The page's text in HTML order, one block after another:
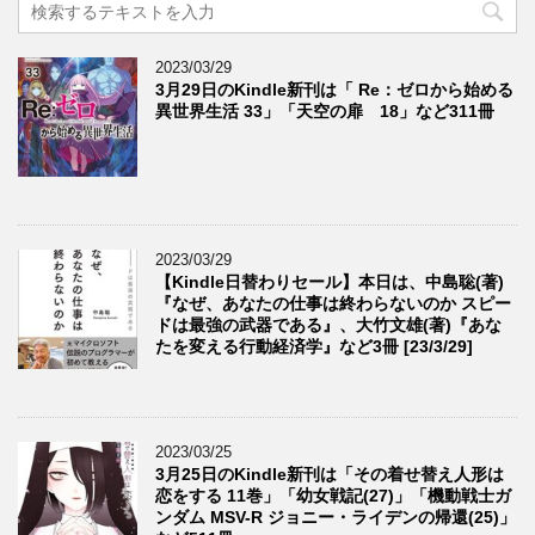
2023/03/29
3月29日のKindle新刊は「 Re：ゼロから始める
異世界生活 33」「天空の扉 18」など311冊
2023/03/29
【Kindle日替わりセール】本日は、中島聡(著)
『なぜ、あなたの仕事は終わらないのか スピー
ドは最強の武器である』、大竹文雄(著)『あな
たを変える行動経済学』など3冊 [23/3/29]
2023/03/25
3月25日のKindle新刊は「その着せ替え人形は
恋をする 11巻」「幼女戦記(27)」「機動戦士ガ
ンダム MSV-R ジョニー・ライデンの帰還(25)」